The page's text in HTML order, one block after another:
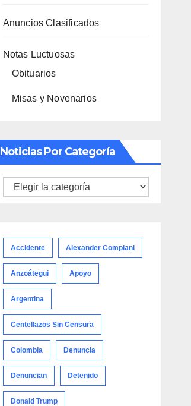
Anuncios Clasificados
Notas Luctuosas
Obituarios
Misas y Novenarios
Noticias Por Categoría
Noticias
Accidente Alexander Compiani
Anzoátegui Apoyo
Argentina
Centellazos Sin Censura
Colombia Denuncia
Denuncian Detenido
Donald Trump